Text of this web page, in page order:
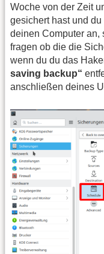
Woche von der Zeit
gesichert hast und
deinen Computer an,
fragen ob die die
wenn du du das
saving backup“
anschließen deines